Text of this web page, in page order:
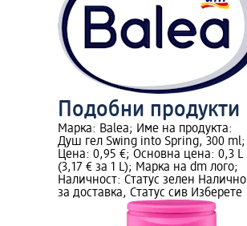
Подобни продукти
Марка: Balea; Име на продукта:
Душ гел Swing into Spring, 300 ml;
Цена: 0,95 €; Основна цена: 0,3 L
(3,17 € за 1 L); Марка на dm лого;
Наличност: Статус зелен Налично
за доставка, Статус сив Изберете